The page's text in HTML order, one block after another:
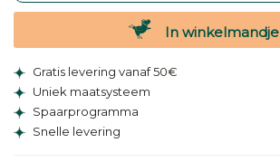
In winkelmandje
Gratis levering vanaf 50€
Uniek maatsysteem
Spaarprogramma
Snelle levering